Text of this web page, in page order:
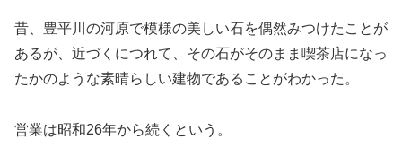
昔、豊平川の河原で模様の美しい石を偶然みつけたことが
あるが、近づくにつれて、その石がそのまま喫茶店になっ
たかのような素晴らしい建物であることがわかった。
営業は昭和26年から続くという。